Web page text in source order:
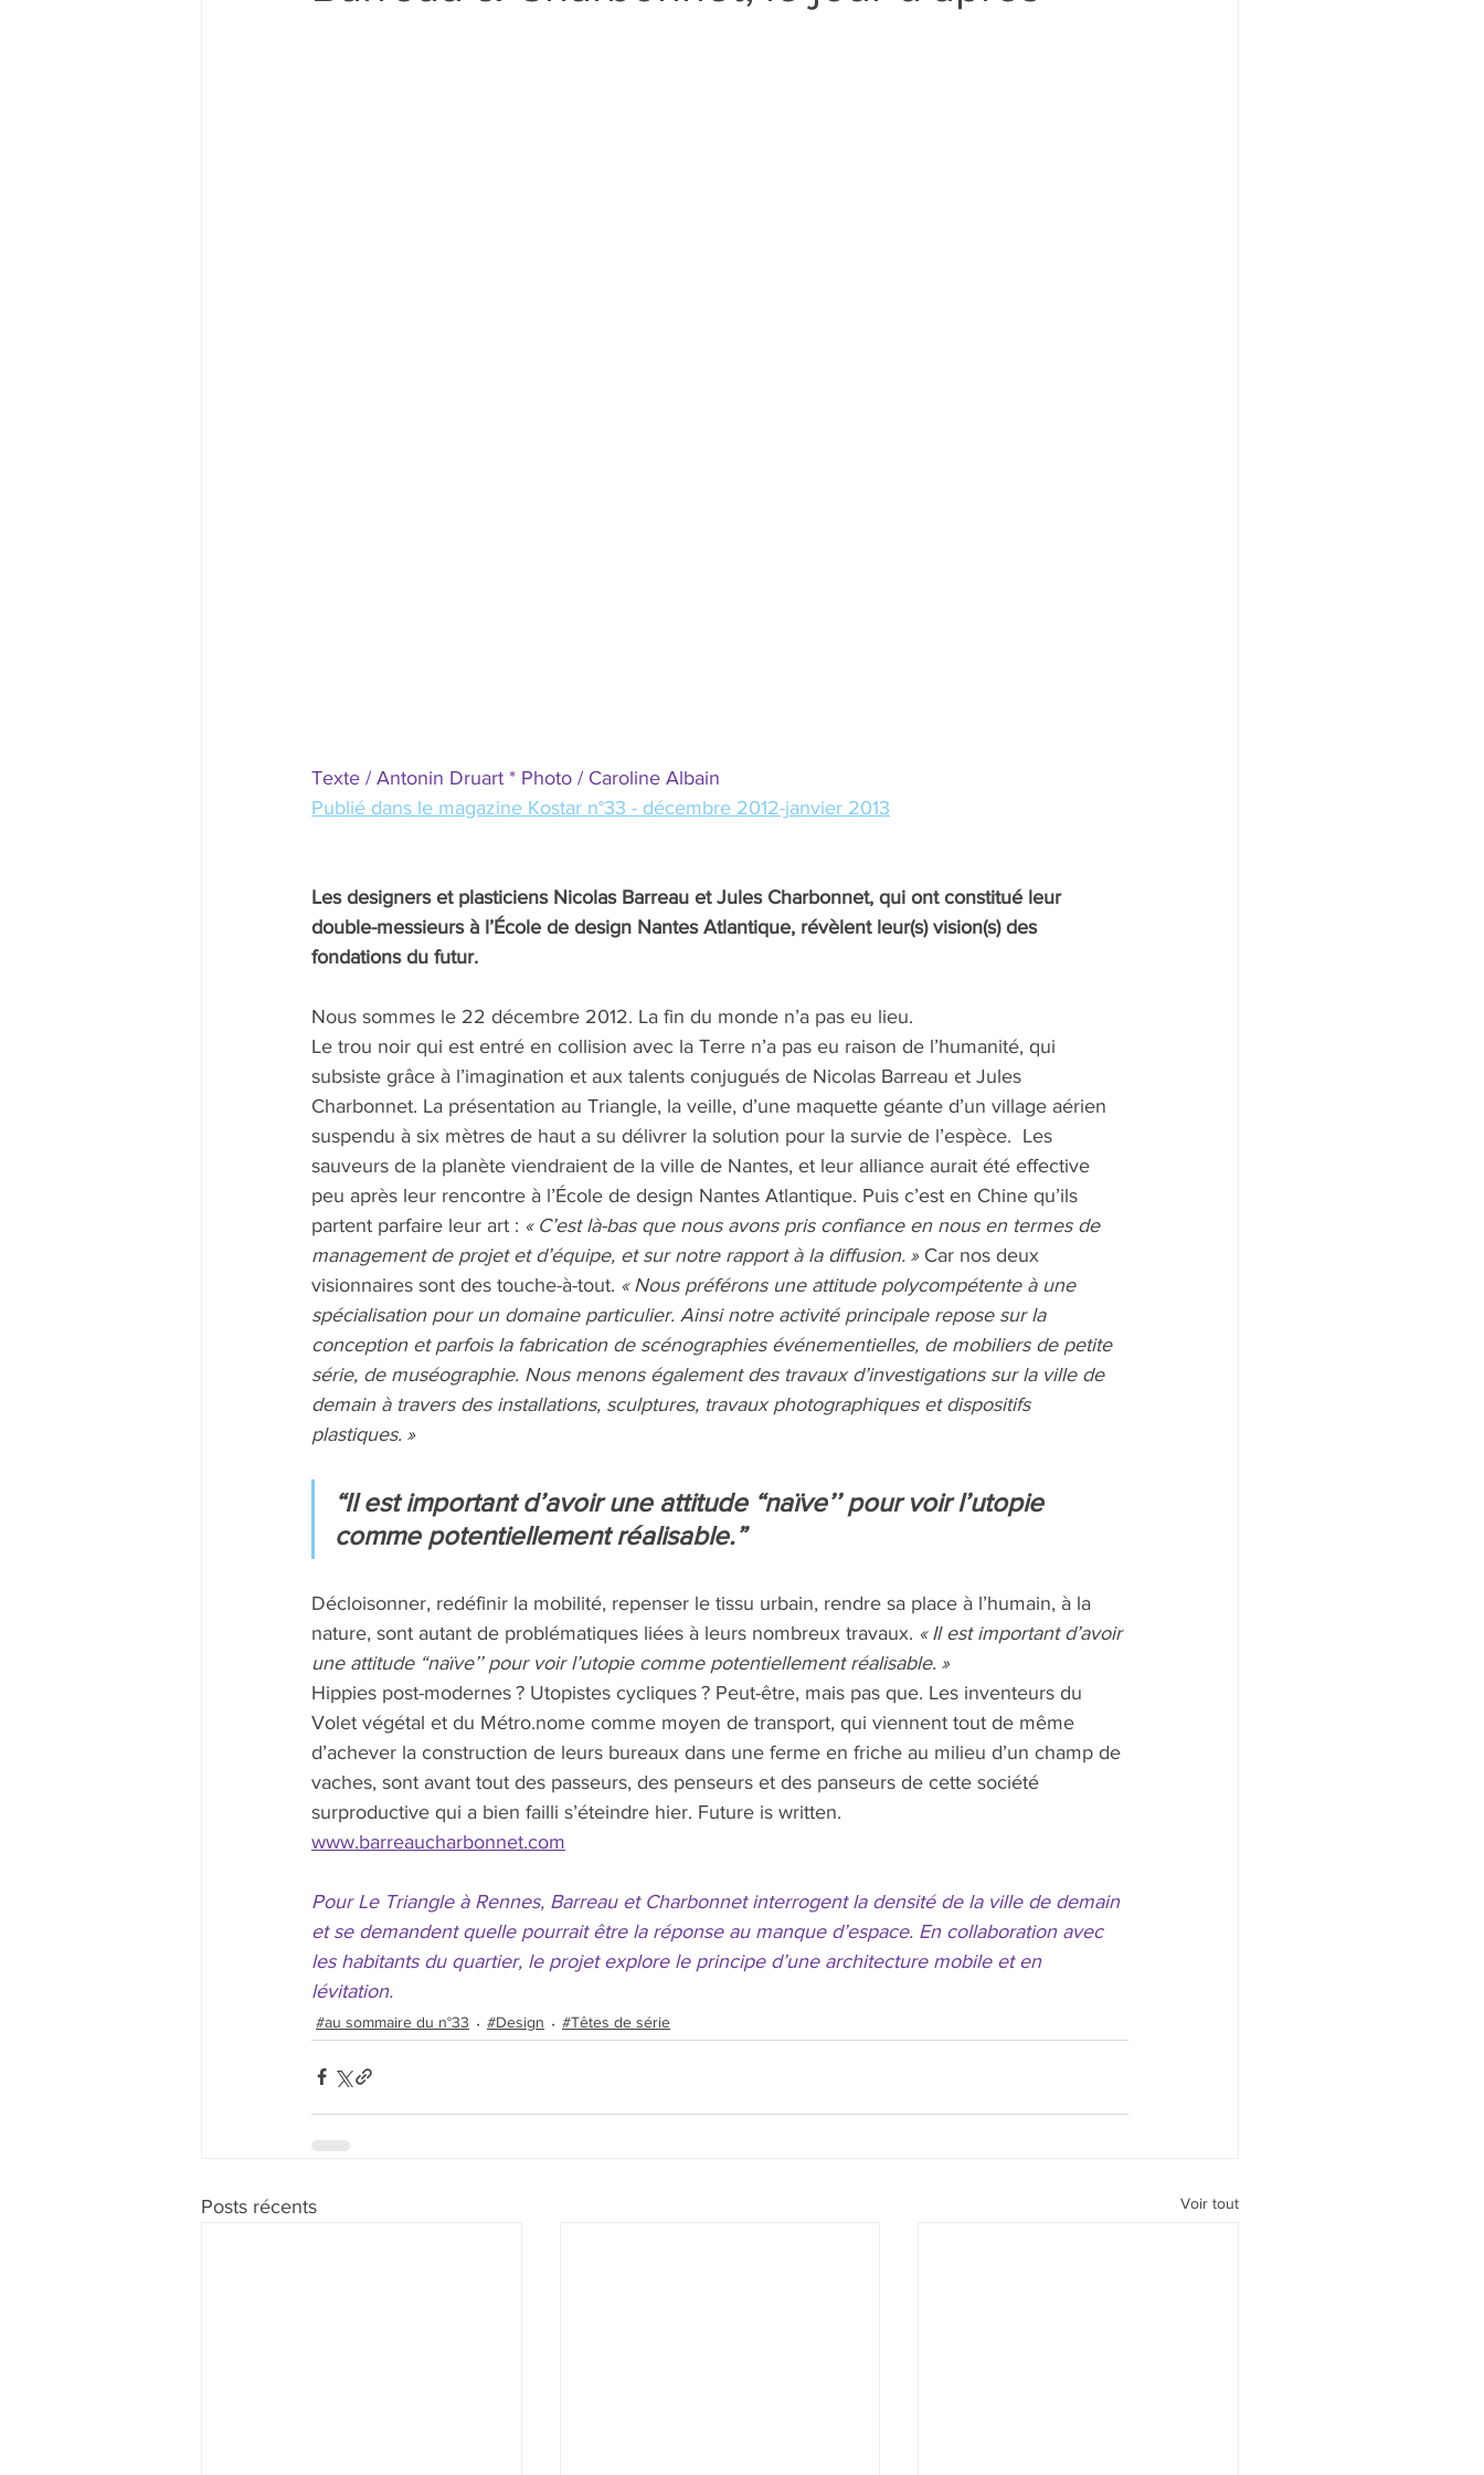
Texte / Antonin Druart * Photo / Caroline Albain
Publié dans le magazine Kostar n°33 - décembre 2012-janvier 2013
Les designers et plasticiens Nicolas Barreau et Jules Charbonnet, qui ont constitué leur
double-messieurs à l’École de design Nantes Atlantique, révèlent leur(s) vision(s) des
fondations du futur.
Nous sommes le 22 décembre 2012. La fin du monde n’a pas eu lieu.
Le trou noir qui est entré en collision avec la Terre n’a pas eu raison de l’humanité, qui
subsiste grâce à l’imagination et aux talents conjugués de Nicolas Barreau et Jules
Charbonnet. La présentation au Triangle, la veille, d’une maquette géante d’un village aérien
suspendu à six mètres de haut a su délivrer la solution pour la survie de l’espèce.  Les
sauveurs de la planète viendraient de la ville de Nantes, et leur alliance aurait été effective
peu après leur rencontre à l’École de design Nantes Atlantique. Puis c’est en Chine qu’ils
partent parfaire leur art : « C’est là-bas que nous avons pris confiance en nous en termes de
management de projet et d’équipe, et sur notre rapport à la diffusion. » Car nos deux
visionnaires sont des touche-à-tout. « Nous préférons une attitude polycompétente à une
spécialisation pour un domaine particulier. Ainsi notre activité principale repose sur la
conception et parfois la fabrication de scénographies événementielles, de mobiliers de petite
série, de muséographie. Nous menons également des travaux d’investigations sur la ville de
demain à travers des installations, sculptures, travaux photographiques et dispositifs
plastiques. »
“Il est important d’avoir une attitude “naïve’’ pour voir l’utopie
comme potentiellement réalisable.”
Décloisonner, redéfinir la mobilité, repenser le tissu urbain, rendre sa place à l’humain, à la
nature, sont autant de problématiques liées à leurs nombreux travaux. « Il est important d’avoir
une attitude “naïve’’ pour voir l’utopie comme potentiellement réalisable. »
Hippies post-modernes ? Utopistes cycliques ? Peut-être, mais pas que. Les inventeurs du
Volet végétal et du Métro.nome comme moyen de transport, qui viennent tout de même
d’achever la construction de leurs bureaux dans une ferme en friche au milieu d’un champ de
vaches, sont avant tout des passeurs, des penseurs et des panseurs de cette société
surproductive qui a bien failli s’éteindre hier. Future is written.
www.barreaucharbonnet.com
Pour Le Triangle à Rennes, Barreau et Charbonnet interrogent la densité de la ville de demain
et se demandent quelle pourrait être la réponse au manque d’espace. En collaboration avec
les habitants du quartier, le projet explore le principe d’une architecture mobile et en
lévitation.
#au sommaire du n°33 #Design #Têtes de série
Posts récents Voir tout